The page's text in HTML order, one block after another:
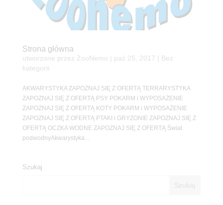
Strona główna
utworzone przez ZooNemo paź 25, 2017 | Bez
kategorii
AKWARYSTYKA ZAPOZNAJ SIĘ Z OFERTĄ TERRARYSTYKA
ZAPOZNAJ SIĘ Z OFERTĄ PSY POKARM i WYPOSAŻENIE
ZAPOZNAJ SIĘ Z OFERTĄ KOTY POKARM i WYPOSAŻENIE
ZAPOZNAJ SIĘ Z OFERTĄ PTAKI i GRYZONIE ZAPOZNAJ SIĘ Z
OFERTĄ OCZKA WODNE ZAPOZNAJ SIĘ Z OFERTĄ Świat
podwodnyAkwarystyka...
Szukaj